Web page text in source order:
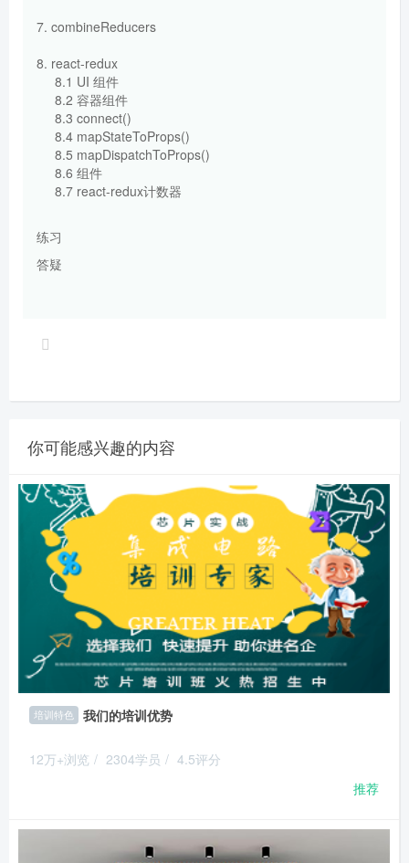
7. combineReducers
8. react-redux
8.1 UI 组件
8.2 容器组件
8.3 connect()
8.4 mapStateToProps()
8.5 mapDispatchToProps()
8.6 组件
8.7 react-redux计数器
练习
答疑
你可能感兴趣的内容
培训特色 我们的培训优势
12万+浏览 / 2304学员 / 4.5评分
推荐